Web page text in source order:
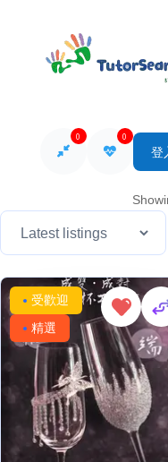
0 0
登
受歡迎
精選